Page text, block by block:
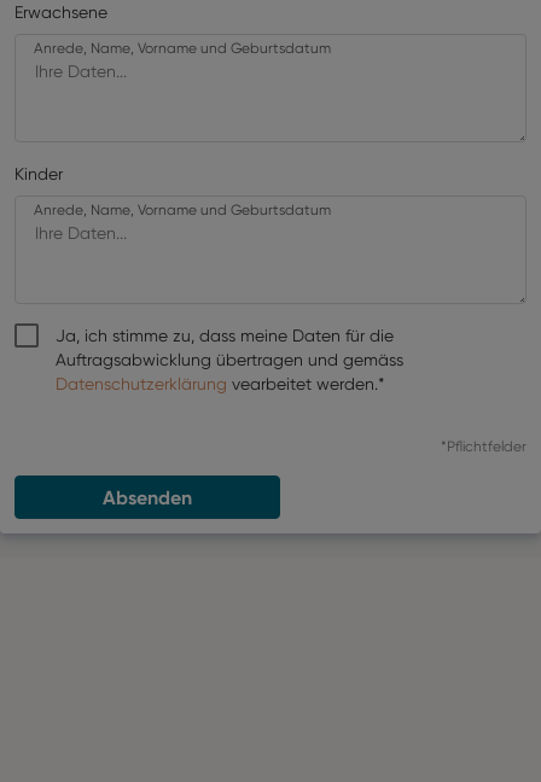
Erwachsene
Anrede, Name, Vorname und Geburtsdatum
Kinder
Anrede, Name, Vorname und Geburtsdatum
Ja, ich stimme zu, dass meine Daten für die
Auftragsabwicklung übertragen und gemäss
Datenschutzerklärung vearbeitet werden.*
*Pflichtfelder
Absenden